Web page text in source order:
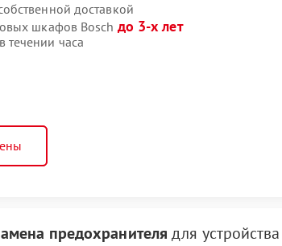
доставкой
шкафов Bosch до 3-х лет
часа
предохранителя для устройства